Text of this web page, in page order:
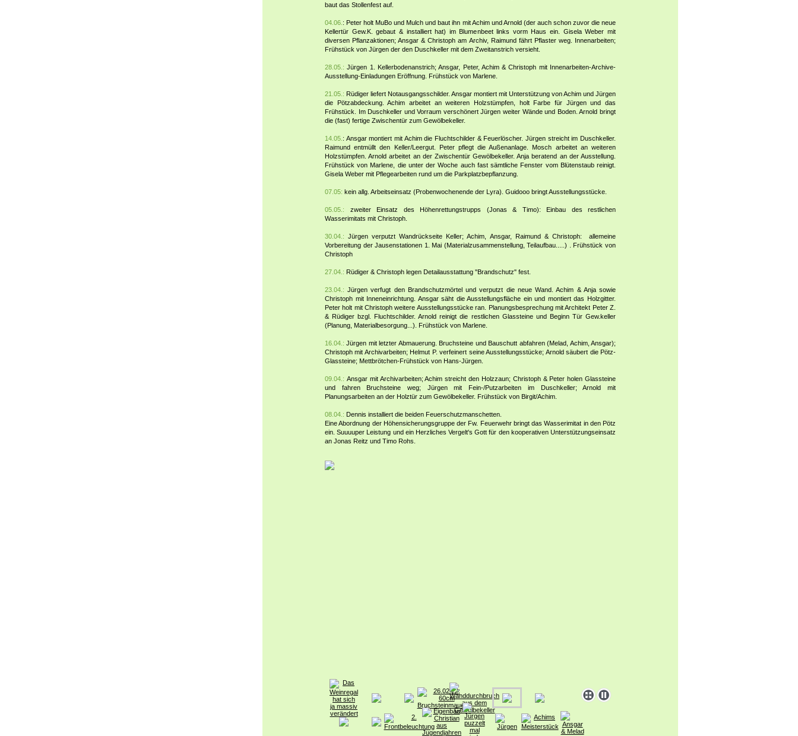
baut das Stollenfest auf.
04.06. : Peter holt MuBo und Mulch und baut ihn mit Achim und Arnold (der auch schon zuvor die neue
Kellertür Gew.K. gebaut & installiert hat) im Blumenbeet links vorm Haus ein. Gisela Weber mit
diversen Pflanzaktionen; Ansgar & Christoph am Archiv, Raimund fährt Pflaster weg. Innenarbeiten;
Frühstück von Jürgen der den Duschkeller mit dem Zweitanstrich versieht.
28.05.: Jürgen 1. Kellerbodenanstrich; Ansgar, Peter, Achim & Christoph mit Innenarbeiten-Archive-
Ausstellung-Einladungen Eröffnung. Frühstück von Marlene.
21.05.: Rüdiger liefert Notausgangsschilder. Ansgar montiert mit Unterstützung von Achim und Jürgen
die Pötzabdeckung. Achim arbeitet an weiteren Holzstümpfen, holt Farbe für Jürgen und das
Frühstück. Im Duschkeller und Vorraum verschönert Jürgen weiter Wände und Boden. Arnold bringt
die (fast) fertige Zwischentür zum Gewölbekeller.
14.05. : Ansgar montiert mit Achim die Fluchtschilder & Feuerlöscher. Jürgen streicht im Duschkeller.
Raimund entmüllt den Keller/Leergut. Peter pflegt die Außenanlage. Mosch arbeitet an weiteren
Holzstümpfen. Arnold arbeitet an der Zwischentür Gewölbekeller. Anja beratend an der Ausstellung.
Frühstück von Marlene, die unter der Woche auch fast sämtliche Fenster vom Blütenstaub reinigt.
Gisela Weber mit Pflegearbeiten rund um die Parkplatzbepflanzung.
07.05: kein allg. Arbeitseinsatz (Probenwochenende der Lyra). Guidooo bringt Ausstellungsstücke.
05.05.: zweiter Einsatz des Höhenrettungstrupps (Jonas & Timo): Einbau des restlichen
Wasserimitats mit Christoph.
30.04.: Jürgen verputzt Wandrückseite Keller; Achim, Ansgar, Raimund & Christoph: allemeine
Vorbereitung der Jausenstationen 1. Mai (Materialzusammenstellung, Teilaufbau.....) . Frühstück von
Christoph
27.04.: Rüdiger & Christoph legen Detailausstattung "Brandschutz" fest.
23.04.: Jürgen verfugt den Brandschutzmörtel und verputzt die neue Wand. Achim & Anja sowie
Christoph mit Inneneinrichtung. Ansgar säht die Ausstellungsfläche ein und montiert das Holzgitter.
Peter holt mit Christoph weitere Ausstellungsstücke ran. Planungsbesprechung mit Architekt Peter Z.
& Rüdiger bzgl. Fluchtschilder. Arnold reinigt die restlichen Glassteine und Beginn Tür Gew.keller
(Planung, Materialbesorgung...). Frühstück von Marlene.
16.04.: Jürgen mit letzter Abmauerung. Bruchsteine und Bauschutt abfahren (Melad, Achim, Ansgar);
Christoph mit Archivarbeiten; Helmut P. verfeinert seine Ausstellungsstücke; Arnold säubert die Pötz-
Glassteine; Mettbrötchen-Frühstück von Hans-Jürgen.
09.04.: Ansgar mit Archivarbeiten; Achim streicht den Holzzaun; Christoph & Peter holen Glassteine
und fahren Bruchsteine weg; Jürgen mit Fein-/Putzarbeiten im Duschkeller; Arnold mit
Planungsarbeiten an der Holztür zum Gewölbekeller. Frühstück von Birgit/Achim.
08.04.: Dennis installiert die beiden Feuerschutzmanschetten.
Eine Abordnung der Höhensicherungsgruppe der Fw. Feuerwehr bringt das Wasserimitat in den Pötz
ein. Suuuuper Leistung und ein Herzliches Vergelt's Gott für den kooperativen Unterstützungseinsatz
an Jonas Reitz und Timo Rohs.